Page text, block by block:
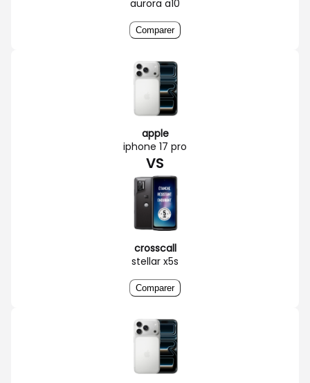
aurora a10
Comparer
apple
iphone 17 pro
VS
crosscall
stellar x5s
Comparer